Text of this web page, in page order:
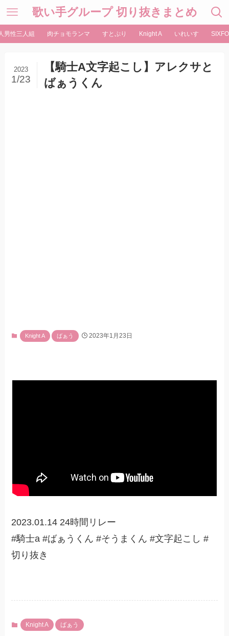
歌い手グループ 切り抜きまとめ
男性三人組 肉チョモランマ すとぷり Knight A いれいす
【騎士A文字起こし】アレクサと
ばぁうくん
2023
1/23
Knight A ばぁう 2023年1月23日
2023.01.14 24時間リレー
#騎士a #ばぁうくん #そうまくん #文字起こし #
切り抜き
Knight A ばぁう